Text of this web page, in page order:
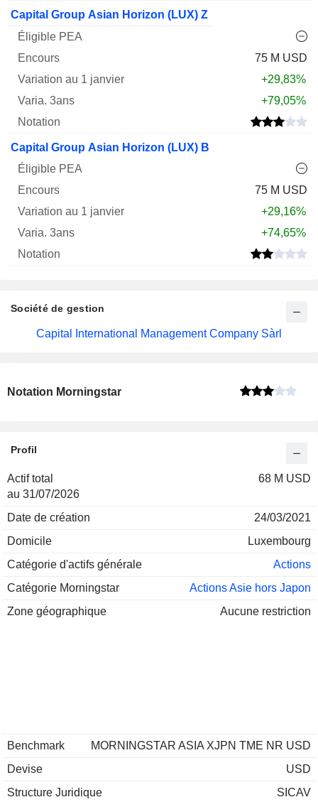
Capital Group Asian Horizon (LUX) Z
75 M USD
+29,83%
+79,05%
Capital Group Asian Horizon (LUX) B
75 M USD
+29,16%
+74,65%
Société de gestion
Capital International Management Company Sàrl
Notation Morningstar
Profil
Actif total
au 31/07/2026
68 M USD
Date de création
24/03/2021
Domicile
Luxembourg
Catégorie d'actifs générale
Actions
Catégorie Morningstar
Actions Asie hors Japon
Zone géographique
Aucune restriction
Benchmark
MORNINGSTAR ASIA XJPN TME NR USD
Devise
USD
Structure Juridique
SICAV